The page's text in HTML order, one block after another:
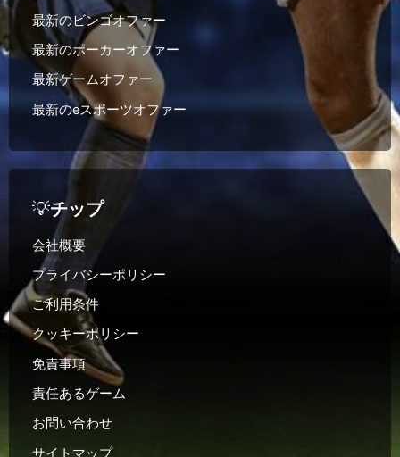
最新のビンゴオファー
最新のポーカーオファー
最新ゲームオファー
最新のeスポーツオファー
💡チップ
会社概要
プライバシーポリシー
ご利用条件
クッキーポリシー
免責事項
責任あるゲーム
お問い合わせ
サイトマップ